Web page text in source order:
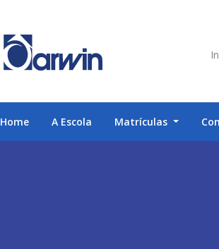
Home A Escola Matrículas